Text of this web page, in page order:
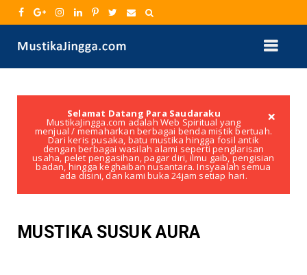
×
Selamat Datang Para Saudaraku
MustikaJingga.com adalah Web Spiritual yang
menjual / memaharkan berbagai benda mistik bertuah.
Dari keris pusaka, batu mustika hingga fosil antik
dengan berbagai wasilah alami seperti penglarisan
usaha, pelet pengasihan, pagar diri, ilmu gaib, pengisian
badan, hingga keghaiban nusantara. Insyaalah semua
ada disini, dan kami buka 24jam setiap hari.
MUSTIKA SUSUK AURA